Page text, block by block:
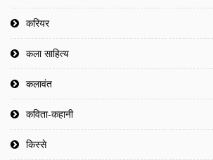
करियर
कला साहित्य
कलावंत
कविता-कहानी
किस्से